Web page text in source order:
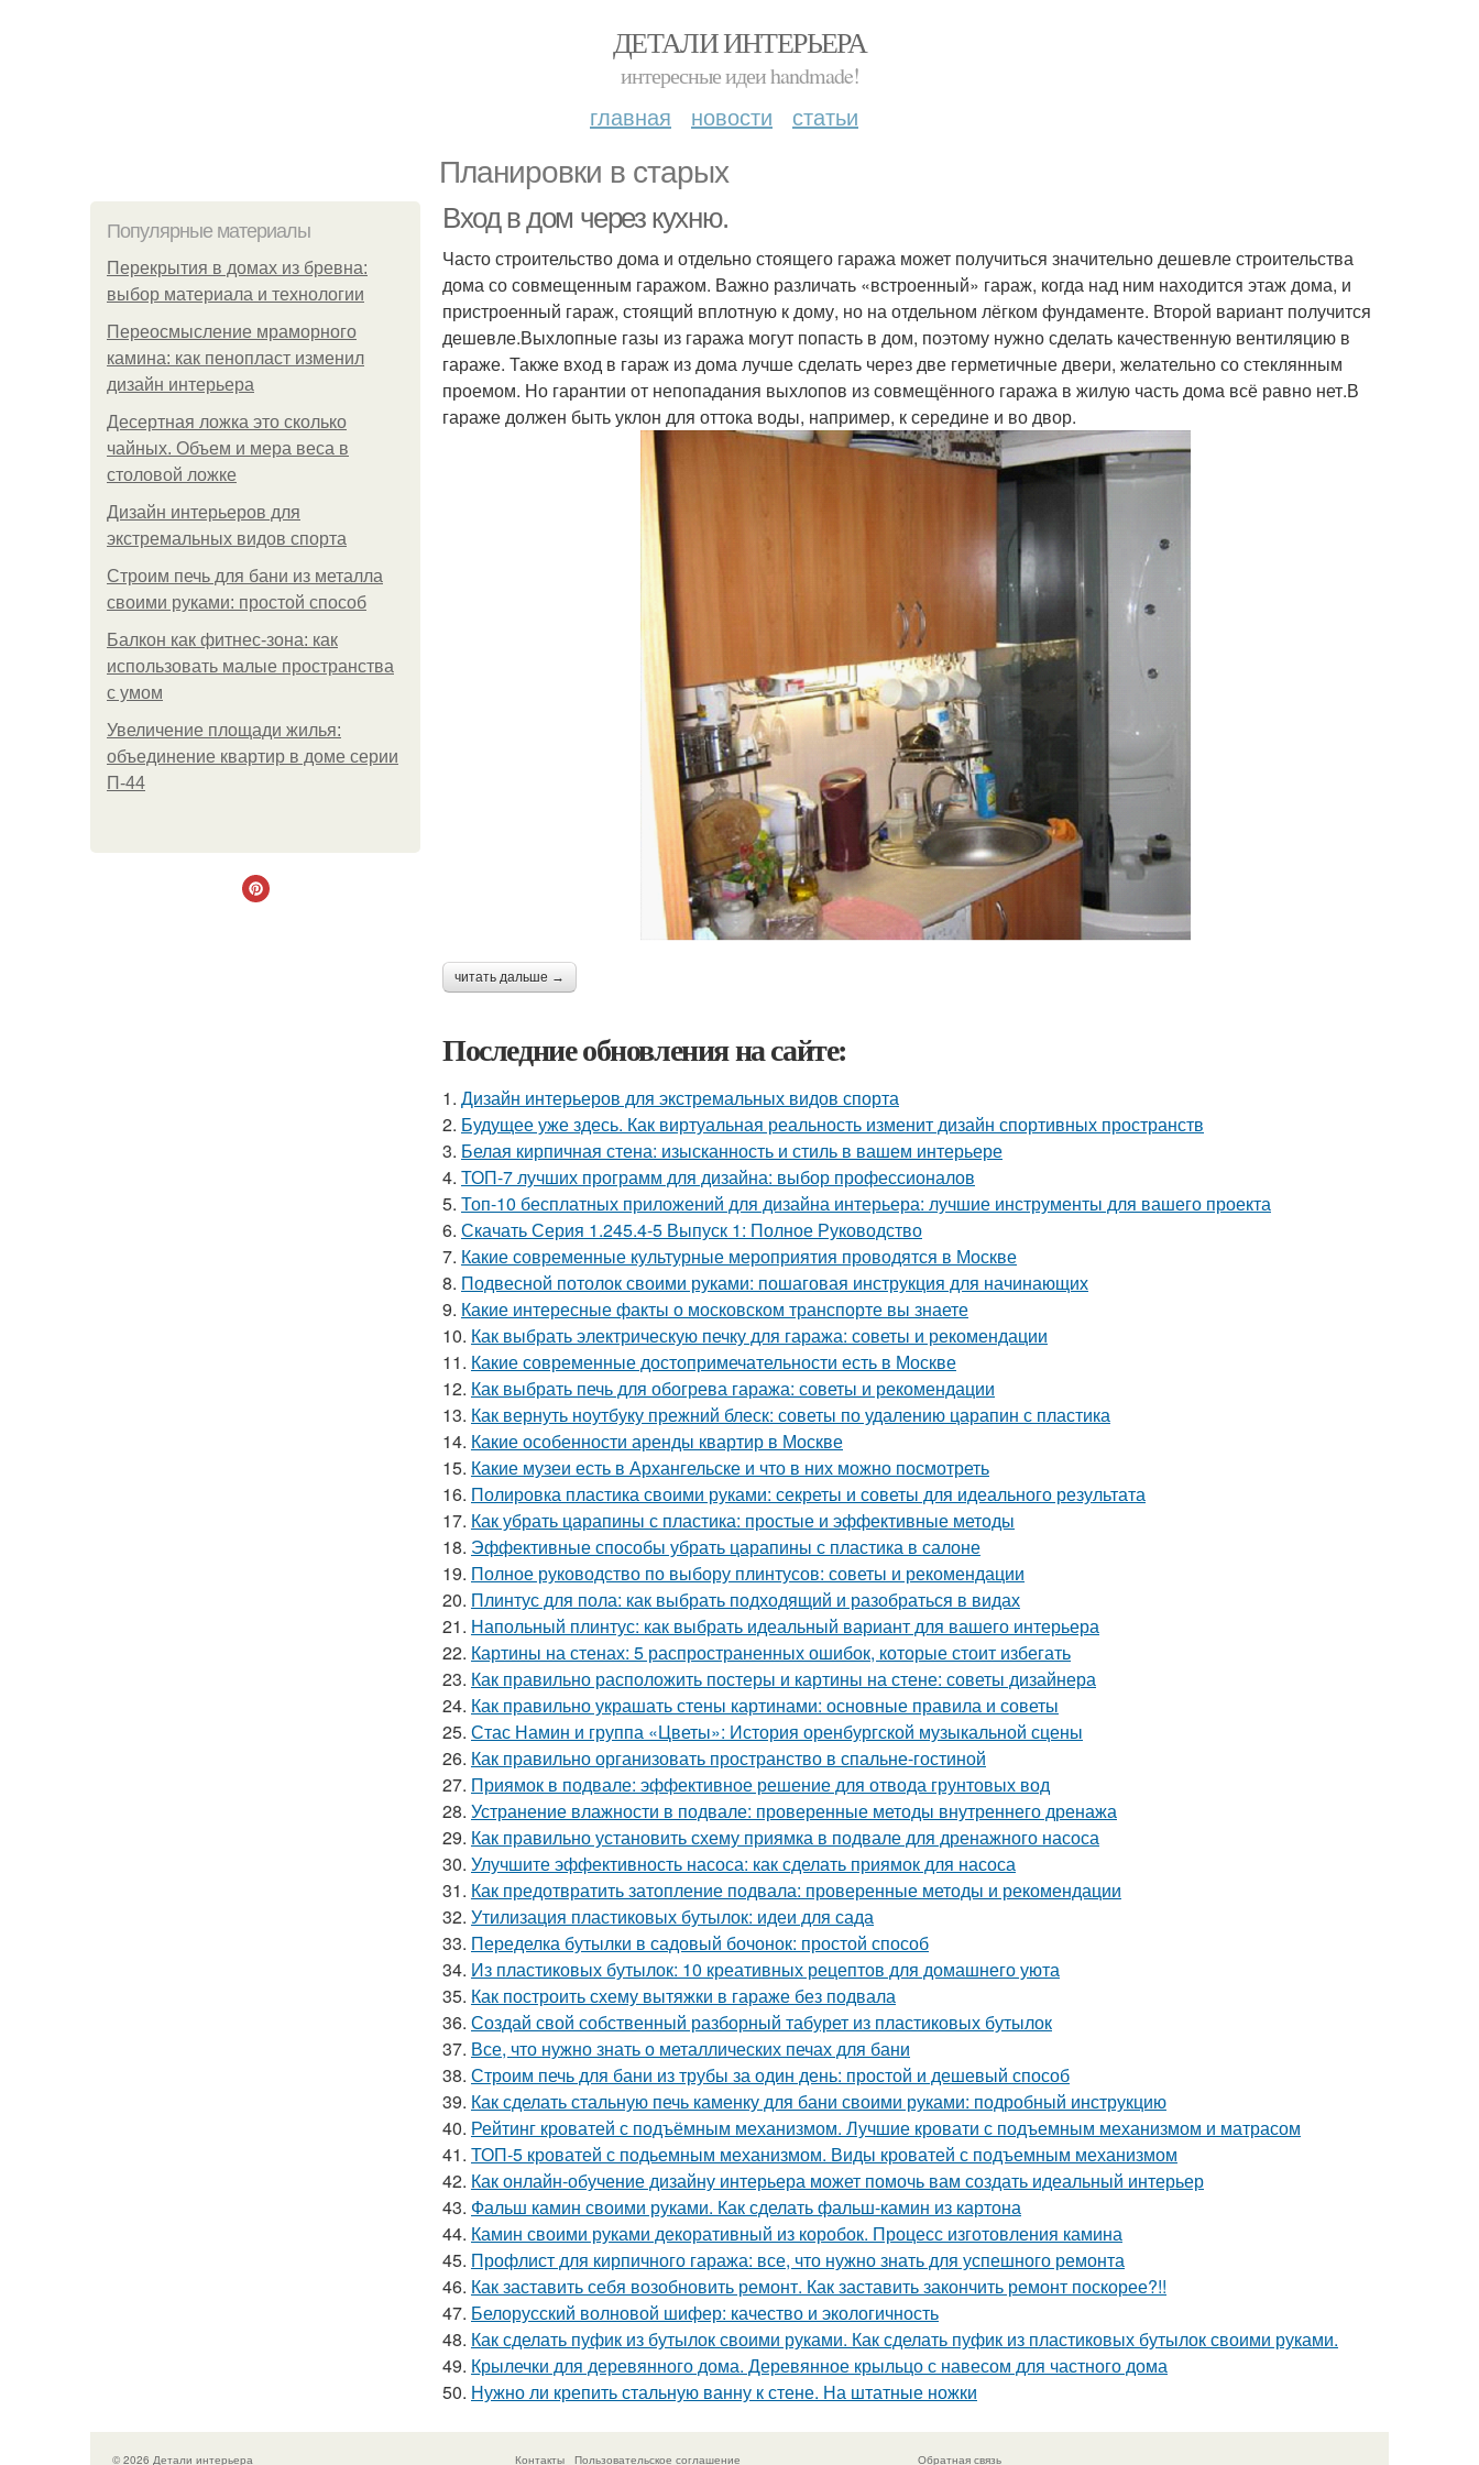
ДЕТАЛИ ИНТЕРЬЕРА
интересные идеи handmade!
главная новости статьи
Планировки в старых
Популярные материалы
Перекрытия в домах из бревна:
выбор материала и технологии
Переосмысление мраморного
камина: как пенопласт изменил
дизайн интерьера
Десертная ложка это сколько
чайных. Объем и мера веса в
столовой ложке
Дизайн интерьеров для
экстремальных видов спорта
Строим печь для бани из металла
своими руками: простой способ
Балкон как фитнес-зона: как
использовать малые пространства
с умом
Увеличение площади жилья:
объединение квартир в доме серии
П-44
Вход в дом через кухню.
Часто строительство дома и отдельно стоящего гаража может получиться значительно дешевле строительства
дома со совмещенным гаражом. Важно различать «встроенный» гараж, когда над ним находится этаж дома, и
пристроенный гараж, стоящий вплотную к дому, но на отдельном лёгком фундаменте. Второй вариант получится
дешевле.Выхлопные газы из гаража могут попасть в дом, поэтому нужно сделать качественную вентиляцию в
гараже. Также вход в гараж из дома лучше сделать через две герметичные двери, желательно со стеклянным
проемом. Но гарантии от непопадания выхлопов из совмещённого гаража в жилую часть дома всё равно нет.В
гараже должен быть уклон для оттока воды, например, к середине и во двор.
читать дальше →
Последние обновления на сайте:
1. Дизайн интерьеров для экстремальных видов спорта
2. Будущее уже здесь. Как виртуальная реальность изменит дизайн спортивных пространств
3. Белая кирпичная стена: изысканность и стиль в вашем интерьере
4. ТОП-7 лучших программ для дизайна: выбор профессионалов
5. Топ-10 бесплатных приложений для дизайна интерьера: лучшие инструменты для вашего проекта
6. Скачать Серия 1.245.4-5 Выпуск 1: Полное Руководство
7. Какие современные культурные мероприятия проводятся в Москве
8. Подвесной потолок своими руками: пошаговая инструкция для начинающих
9. Какие интересные факты о московском транспорте вы знаете
10. Как выбрать электрическую печку для гаража: советы и рекомендации
11. Какие современные достопримечательности есть в Москве
12. Как выбрать печь для обогрева гаража: советы и рекомендации
13. Как вернуть ноутбуку прежний блеск: советы по удалению царапин с пластика
14. Какие особенности аренды квартир в Москве
15. Какие музеи есть в Архангельске и что в них можно посмотреть
16. Полировка пластика своими руками: секреты и советы для идеального результата
17. Как убрать царапины с пластика: простые и эффективные методы
18. Эффективные способы убрать царапины с пластика в салоне
19. Полное руководство по выбору плинтусов: советы и рекомендации
20. Плинтус для пола: как выбрать подходящий и разобраться в видах
21. Напольный плинтус: как выбрать идеальный вариант для вашего интерьера
22. Картины на стенах: 5 распространенных ошибок, которые стоит избегать
23. Как правильно расположить постеры и картины на стене: советы дизайнера
24. Как правильно украшать стены картинами: основные правила и советы
25. Стас Намин и группа «Цветы»: История оренбургской музыкальной сцены
26. Как правильно организовать пространство в спальне-гостиной
27. Приямок в подвале: эффективное решение для отвода грунтовых вод
28. Устранение влажности в подвале: проверенные методы внутреннего дренажа
29. Как правильно установить схему приямка в подвале для дренажного насоса
30. Улучшите эффективность насоса: как сделать приямок для насоса
31. Как предотвратить затопление подвала: проверенные методы и рекомендации
32. Утилизация пластиковых бутылок: идеи для сада
33. Переделка бутылки в садовый бочонок: простой способ
34. Из пластиковых бутылок: 10 креативных рецептов для домашнего уюта
35. Как построить схему вытяжки в гараже без подвала
36. Создай свой собственный разборный табурет из пластиковых бутылок
37. Все, что нужно знать о металлических печах для бани
38. Строим печь для бани из трубы за один день: простой и дешевый способ
39. Как сделать стальную печь каменку для бани своими руками: подробный инструкцию
40. Рейтинг кроватей с подъёмным механизмом. Лучшие кровати с подъемным механизмом и матрасом
41. ТОП-5 кроватей с подьемным механизмом. Виды кроватей с подъемным механизмом
42. Как онлайн-обучение дизайну интерьера может помочь вам создать идеальный интерьер
43. Фальш камин своими руками. Как сделать фальш-камин из картона
44. Камин своими руками декоративный из коробок. Процесс изготовления камина
45. Профлист для кирпичного гаража: все, что нужно знать для успешного ремонта
46. Как заставить себя возобновить ремонт. Как заставить закончить ремонт поскорее?!!
47. Белорусский волновой шифер: качество и экологичность
48. Как сделать пуфик из бутылок своими руками. Как сделать пуфик из пластиковых бутылок своими руками.
49. Крылечки для деревянного дома. Деревянное крыльцо с навесом для частного дома
50. Нужно ли крепить стальную ванну к стене. На штатные ножки
© 2026 Детали интерьера Контакты Пользовательское соглашение Обратная связь